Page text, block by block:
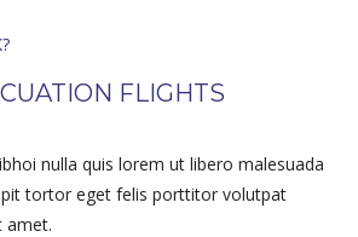
FLIGHTS
nulla quis lorem ut libero malesuada
tortor eget felis porttitor volutpat
amet.